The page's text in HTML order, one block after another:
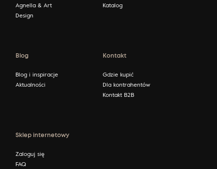
Agnella & Art
Design
Katalog
Blog
Blog i inspiracje
Aktualności
Kontakt
Gdzie kupić
Dla kontrahentów
Kontakt B2B
Sklep internetowy
Zaloguj się
FAQ